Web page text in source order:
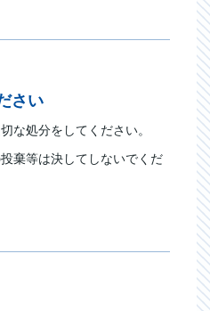
さい
な処分をしてください。
棄等は決してしないでくだ